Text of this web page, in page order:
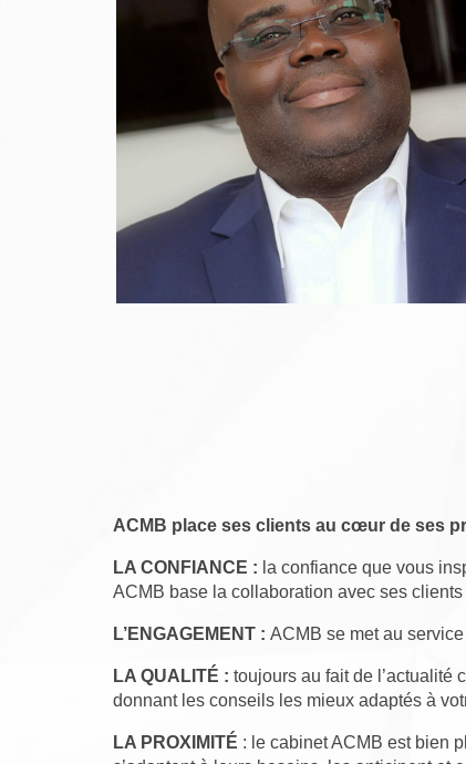
MORO MUKOTA MUTEBA
ACMB place ses clients au cœur de ses
LA CONFIANCE : la confiance que vous
ACMB base la collaboration avec ses
L’ENGAGEMENT : ACMB se met au
LA QUALITÉ : toujours au fait de l’actualité
donnant les conseils les mieux adaptés à
LA PROXIMITÉ : le cabinet ACMB est bien